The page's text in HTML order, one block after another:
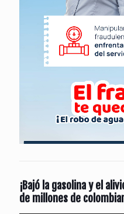
¡Bajó la gasolina y el
de millones de